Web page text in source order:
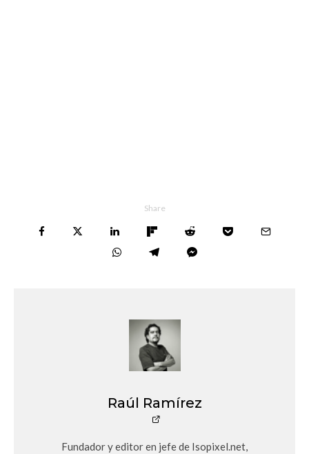
Share
Raúl Ramírez
Fundador y editor en jefe de Isopixel.net,